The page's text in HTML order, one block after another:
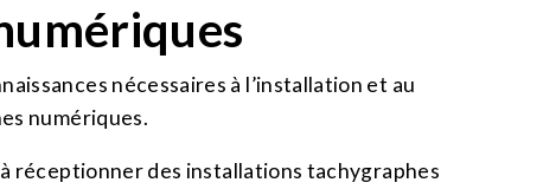
nécessaires à l’installation et au
numériques.
réceptionner des installations tachygraphes